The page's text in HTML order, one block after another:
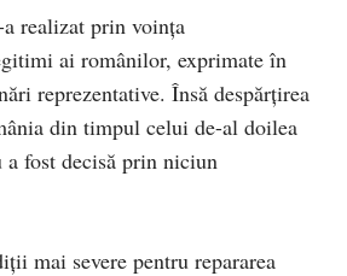
realizat prin voința
ai românilor, exprimate în
reprezentative. Însă despărțirea
din timpul celui de-al doilea
fost decisă prin niciun
mai severe pentru repararea